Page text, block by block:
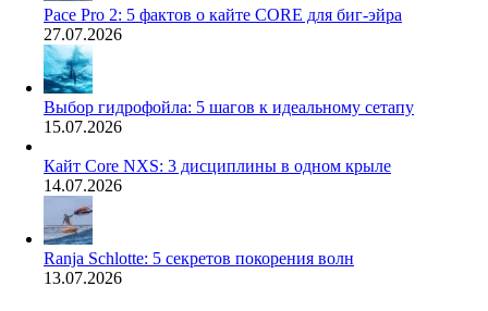
Pace Pro 2: 5 фактов о кайте CORE для биг-эйра
27.07.2026
Выбор гидрофойла: 5 шагов к идеальному сетапу
15.07.2026
Кайт Core NXS: 3 дисциплины в одном крыле
14.07.2026
Ranja Schlotte: 5 секретов покорения волн
13.07.2026